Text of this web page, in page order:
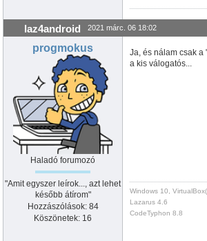
laz4android 2021 márc. 06 18:02
progmokus
Haladó forumozó
"Amit egyszer leírok..., azt lehet
később átírom"
Hozzászólások: 84
Köszönetek: 16
Ja, és nálam csak a
a kis válogatós...
Windows 10,
Lazarus 4.6
CodeTyphon 8.8